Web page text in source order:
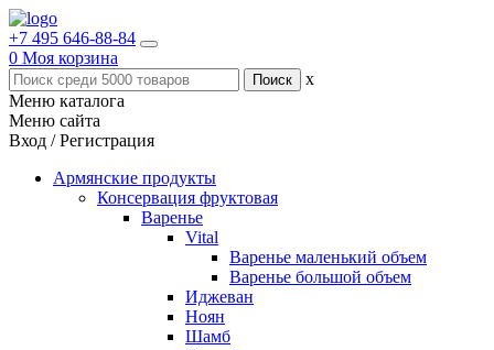
+7 495 646-88-84
0 Моя корзина
x
Меню каталога
Меню сайта
Вход / Регистрация
Армянские продукты
Консервация фруктовая
Варенье
Vital
Варенье маленький объем
Варенье большой объем
Иджеван
Ноян
Шамб